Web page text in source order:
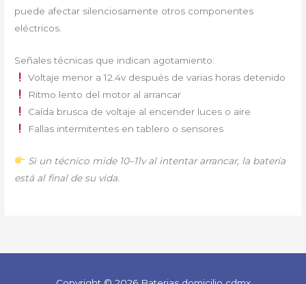
puede afectar silenciosamente otros componentes
eléctricos.
Señales técnicas que indican agotamiento:
Voltaje menor a 12.4v después de varias horas detenido
Ritmo lento del motor al arrancar
Caída brusca de voltaje al encender luces o aire
Fallas intermitentes en tablero o sensores
Si un técnico mide 10–11v al intentar arrancar, la batería
está al final de su vida.